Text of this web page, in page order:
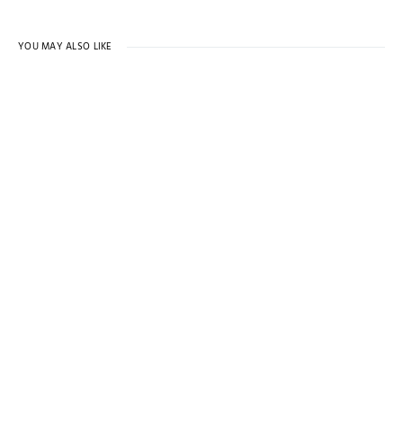
YOU MAY ALSO LIKE